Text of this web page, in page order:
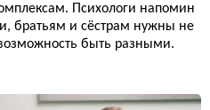
Психологи напомин
братьям и сёстрам нужны не
быть разными.